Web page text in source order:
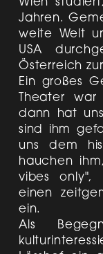
Wien
Jahren.
weite Welt
USA
Österreich
Ein großes
Theater
dann hat
sind ihm
uns dem
hauchen
vibes only",
einen
ein.
Als